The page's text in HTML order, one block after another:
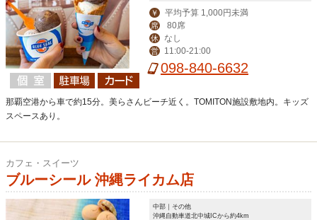
￥ 平均予算 1,000円未満
席 80席
休 なし
営 11:00-21:00
098-840-6632
那覇空港から車で約15分。美らさんビーチ近く。TOMITON施設敷地内。キッズ
スペースあり。
カフェ・スイーツ
ブルーシール 沖縄ライカム店
中部｜その他
沖縄自動車道北中城ICから約4km